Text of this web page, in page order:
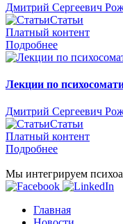
Дмитрий Сергеевич
Статьи
Платный контент
Подробнее
Лекции по
Дмитрий Сергеевич
Статьи
Платный контент
Подробнее
Мы интегрируем
Главная